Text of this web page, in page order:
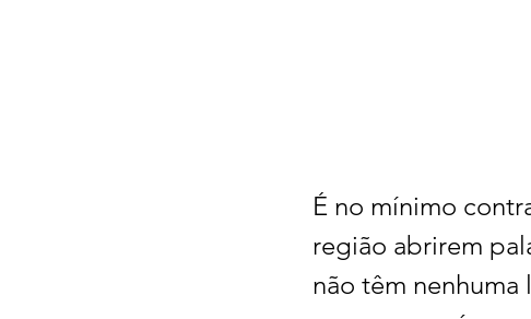
É no mínimo
região abrirem
não têm